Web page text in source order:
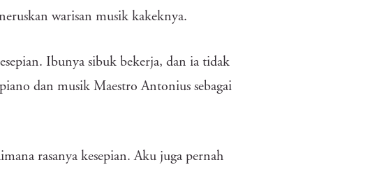
warisan musik kakeknya.
Ibunya sibuk bekerja, dan ia tidak
dan musik Maestro Antonius sebagai
rasanya kesepian. Aku juga pernah